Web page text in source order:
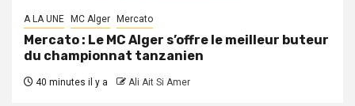
A LA UNE MC Alger Mercato
Mercato : Le MC Alger s’offre le meilleur buteur
du championnat tanzanien
40 minutes il y a Ali Ait Si Amer